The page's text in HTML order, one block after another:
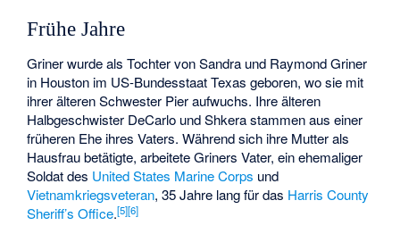
Frühe Jahre
Griner wurde als Tochter von Sandra und Raymond Griner
in Houston im US-Bundesstaat Texas geboren, wo sie mit
ihrer älteren Schwester Pier aufwuchs. Ihre älteren
Halbgeschwister DeCarlo und Shkera stammen aus einer
früheren Ehe ihres Vaters. Während sich ihre Mutter als
Hausfrau betätigte, arbeitete Griners Vater, ein ehemaliger
Soldat des United States Marine Corps und
Vietnamkriegsveteran, 35 Jahre lang für das Harris County
Sheriff’s Office.[5][6]